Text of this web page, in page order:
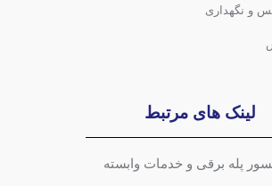
و نگهداری
لینک های مرتبط
پله برقی و خدمات وابسته